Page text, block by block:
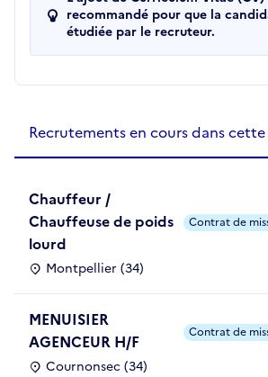
recommandé pour que la
étudiée par le recruteur.
Recrutements en cours dans
Chauffeur /
Chauffeuse de poids
lourd
Montpellier (34)
Contrat de
MENUISIER
AGENCEUR H/F
Cournonsec (34)
Contrat de